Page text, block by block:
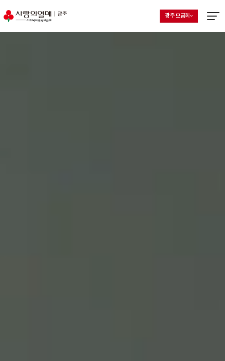
지회 선택 목록 열기
현재 선택된 지회
광주 모금회
나눔문화활성화